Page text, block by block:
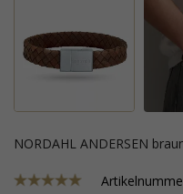
NORDAHL ANDERSEN